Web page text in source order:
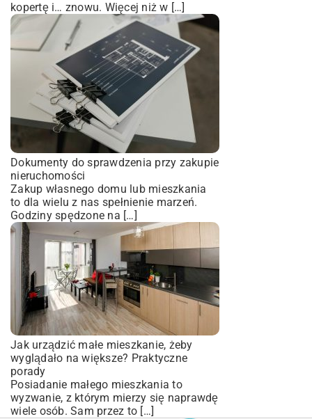
kopertę i… znowu. Więcej niż w […]
Dokumenty do sprawdzenia przy zakupie
nieruchomości
Zakup własnego domu lub mieszkania
to dla wielu z nas spełnienie marzeń.
Godziny spędzone na […]
Jak urządzić małe mieszkanie, żeby
wyglądało na większe? Praktyczne
porady
Posiadanie małego mieszkania to
wyzwanie, z którym mierzy się naprawdę
wiele osób. Sam przez to […]